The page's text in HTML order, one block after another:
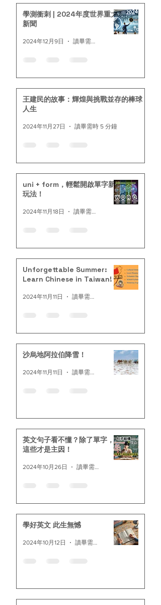
學測衝刺 | 2024年度世界重大
新聞
2024年12月9日
王建民的故事：輝煌與挑戰並存的棒球
人生
2024年11月27日 讀畢需時 5 分鐘
uni + form，輕鬆開啟單字新
玩法！
2024年11月18日
Unforgettable Summer:
Learn Chinese in Taiwan!
2024年11月11日
沙烏地阿拉伯降雪！
2024年11月11日
英文句子看不懂？除了單字，
這些才是主因！
2024年10月26日
學好英文 此生無憾
2024年10月12日